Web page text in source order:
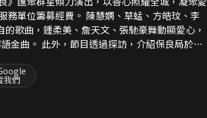
慧嫻、草蜢、方皓玟、李
歌曲，鍾柔美、詹天文、張馳豪舞動顯愛心，
紹保良局於關
會到小學參觀，了解何謂正向教育。
我們